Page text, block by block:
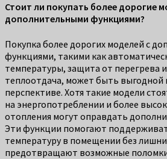
Стоит ли покупать более дорогие
дополнительными функциями?
Покупка более дорогих моделей с
функциями, такими как
температуры, защита от перегрева
теплоотдача, может быть выгодной
перспективе. Хотя такие модели
на энергопотреблении и более
отопления могут оправдать
Эти функции помогают
температуру в помещении без
предотвращают возможные